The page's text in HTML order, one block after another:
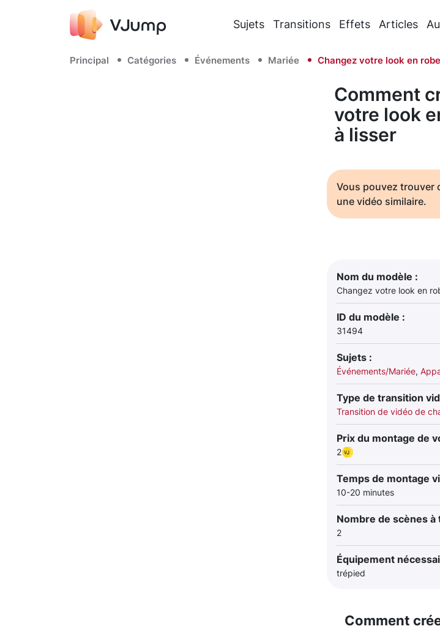
Sujets Transitions Effets Articles
Principal Catégories Événements Mariée Changez votre look en
Comment
votre look
à lisser
Vous pouvez trouver
une vidéo similaire.
Nom du modèle :
Changez votre look en
ID du modèle :
31494
Sujets :
Événements/Mariée,
Type de transition
Transition de vidéo de
Prix du montage de
2
Temps de montage
10-20 minutes
Nombre de scènes à
2
Équipement
trépied
Comment